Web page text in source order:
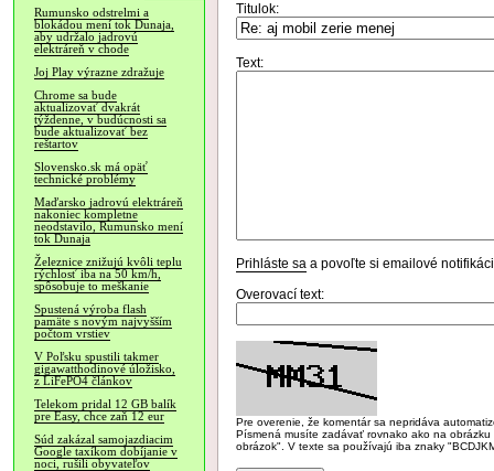
Rumunsko odstrelmi a
blokádou mení tok Dunaja,
aby udržalo jadrovú
elektráreň v chode
Joj Play výrazne zdražuje
Chrome sa bude
aktualizovať dvakrát
týždenne, v budúcnosti sa
bude aktualizovať bez
reštartov
Slovensko.sk má opäť
technické problémy
Maďarsko jadrovú elektráreň
nakoniec kompletne
neodstavilo, Rumunsko mení
tok Dunaja
Železnice znižujú kvôli teplu
rýchlosť iba na 50 km/h,
spôsobuje to meškanie
Spustená výroba flash
pamäte s novým najvyšším
počtom vrstiev
V Poľsku spustili takmer
gigawatthodinové úložisko,
z LiFePO4 článkov
Telekom pridal 12 GB balík
pre Easy, chce zaň 12 eur
Súd zakázal samojazdiacim
Google taxíkom dobíjanie v
noci, rušili obyvateľov
Titulok:
Text:
Prihláste sa a povoľte si emailové
Overovací text:
Pre overenie, že komentár sa nepridáva
Písmená musíte zadávať rovnako ako na
obrázok". V texte sa používajú iba znaky